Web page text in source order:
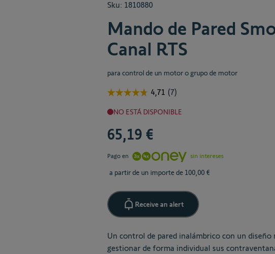
Sku: 1810880
Mando de Pared
Canal RTS
para control de un motor o grupo de motor
NO ESTÁ DISPONIBLE
65,19 €
Pago en sin intereses
a partir de un importe de 100,00 €
Receive an alert
Un control de pared inalámbrico con un
gestionar de forma individual sus